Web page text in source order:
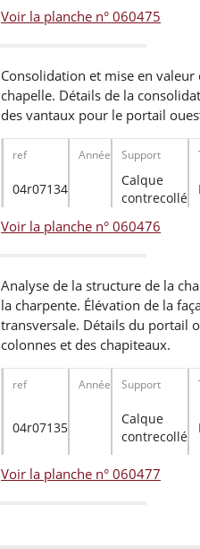
Voir la planche n° 060475
Consolidation et mise en
chapelle. Détails de la
des vantaux pour le portail
ref Année Support
04r07134
Calque
contrecollé
Voir la planche n° 060476
Analyse de la structure de la
la charpente. Élévation de la
transversale. Détails du portail
colonnes et des chapiteaux.
ref Année Support
04r07135
Calque
contrecollé
Voir la planche n° 060477